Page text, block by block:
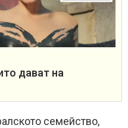
дават на
семейство,